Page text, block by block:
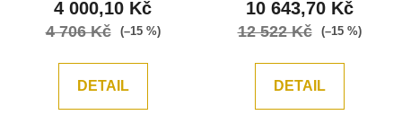
4 000,10 Kč
4 706 Kč (–15 %)
DETAIL
10 643,70 Kč
12 522 Kč (–15 %)
DETAIL